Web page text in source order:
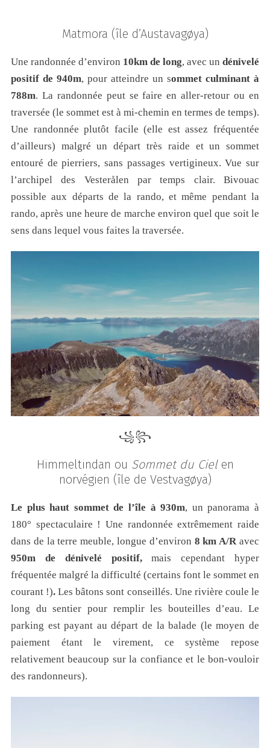
Matmora (île d’Austavagøya)
Une randonnée d’environ 10km de long, avec undénivelé
positif de 940m, pour atteindre un sommet culminant à
788m. La randonnée peut se faire en aller-retour ou en
traversée (le sommet est à mi-chemin en termes de temps).
Une randonnée plutôt facile (elle est assez fréquentée
d’ailleurs) malgré un départ très raide et un sommet
entouré de pierriers, sans passages vertigineux. Vue sur
l’archipel des Vesterålen par temps clair. Bivouac
possible aux départs de la rando, et même pendant la
rando, après une heure de marche environ quel que soit le
sens dans lequel vous faites la traversée.
꧁꧂
Himmeltindan ou Sommet du Ciel en
norvégien (île de Vestvagøya)
Le plus haut sommet de l’île à 930m, un panorama à
180° spectaculaire ! Une randonnée extrêmement raide
dans de la terre meuble, longue d’environ 8 km A/Ravec
950m de dénivelé positif,mais cependant hyper
fréquentée malgré la difficulté (certains font le sommet en
courant !).Les bâtons sont conseillés. Une rivière coule le
long du sentier pour remplir les bouteilles d’eau. Le
parking est payant au départ de la balade (le moyen de
paiement étant le virement, ce système repose
relativement beaucoup sur la confiance et le bon-vouloir
des randonneurs).